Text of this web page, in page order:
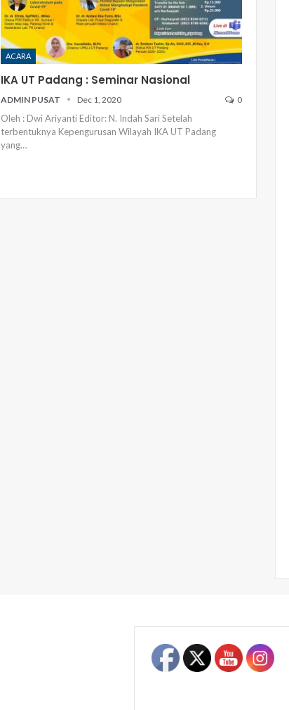
ACARA
IKA UT Padang : Seminar Nasional
ADMIN PUSAT Dec 1, 2020 0
Oleh : Dwi Ariyanti Editor: N. Indah SariSetelah
terbentuknya Kepengurusan Wilayah IKA UT Padang
yang…